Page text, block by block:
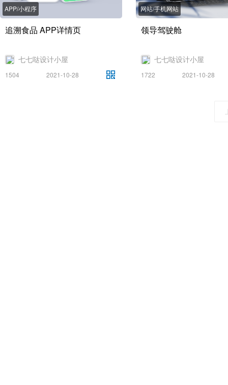
APP/小程序
追溯食品 APP详情页
七七哒设计小屋
1504 2021-10-28
网站/手机网站
领导驾驶舱
七七哒设计小屋
1722 2021-10-28